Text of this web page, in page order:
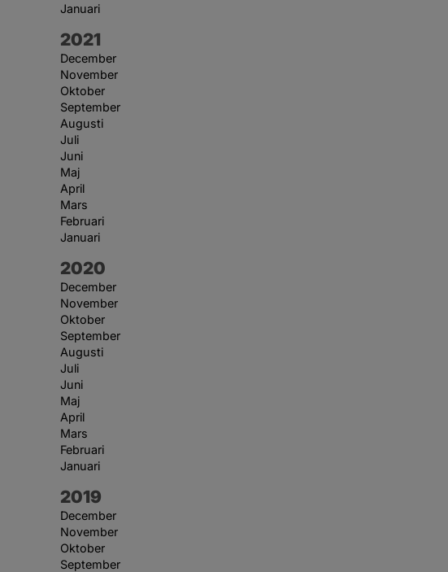
Januari
År:
2021
December
November
Oktober
September
Augusti
Juli
Juni
Maj
April
Mars
Februari
Januari
År:
2020
December
November
Oktober
September
Augusti
Juli
Juni
Maj
April
Mars
Februari
Januari
År:
2019
December
November
Oktober
September